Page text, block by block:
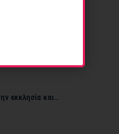
εκκλησία και…